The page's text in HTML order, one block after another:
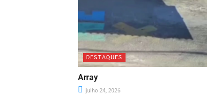
DESTAQUES
Array
julho 24, 2026